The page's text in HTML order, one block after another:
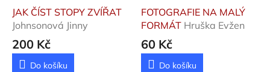
JAK ČÍST STOPY ZVÍŘAT
Johnsonová Jinny
200 Kč
Do košíku
FOTOGRAFIE NA MALÝ
FORMÁT Hruška Evžen
60 Kč
Do košíku